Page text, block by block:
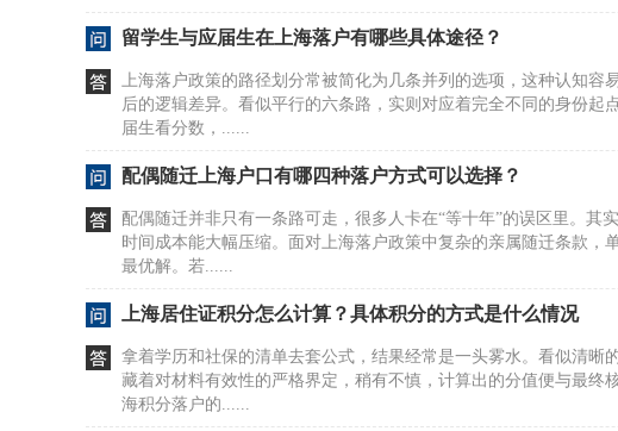
留学生与应届生在上海落户有哪些具体途径？
上海落户政策的路径划分常被简化为几条并列的选项，这种认知容
后的逻辑差异。看似平行的六条路，实则对应着完全不同的身份起
届生看分数，......
配偶随迁上海户口有哪四种落户方式可以选择？
配偶随迁并非只有一条路可走，很多人卡在“等十年”的误区里。其
时间成本能大幅压缩。面对上海落户政策中复杂的亲属随迁条款，
最优解。若......
上海居住证积分怎么计算？具体积分的方式是什么情况
拿着学历和社保的清单去套公式，结果经常是一头雾水。看似清晰
藏着对材料有效性的严格界定，稍有不慎，计算出的分值便与最终
海积分落户的......